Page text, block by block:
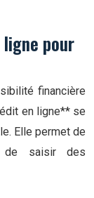
pour
financière
en ligne** se
Elle permet de
de saisir des